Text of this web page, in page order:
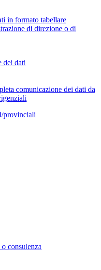
in formato tabellare
di direzione o di
dei dati
comunicazione dei dati da
provinciali
consulenza